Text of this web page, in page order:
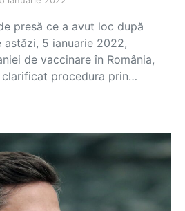
presă ce a avut loc după
astăzi, 5 ianuarie 2022,
de vaccinare în România,
clarificat procedura prin…